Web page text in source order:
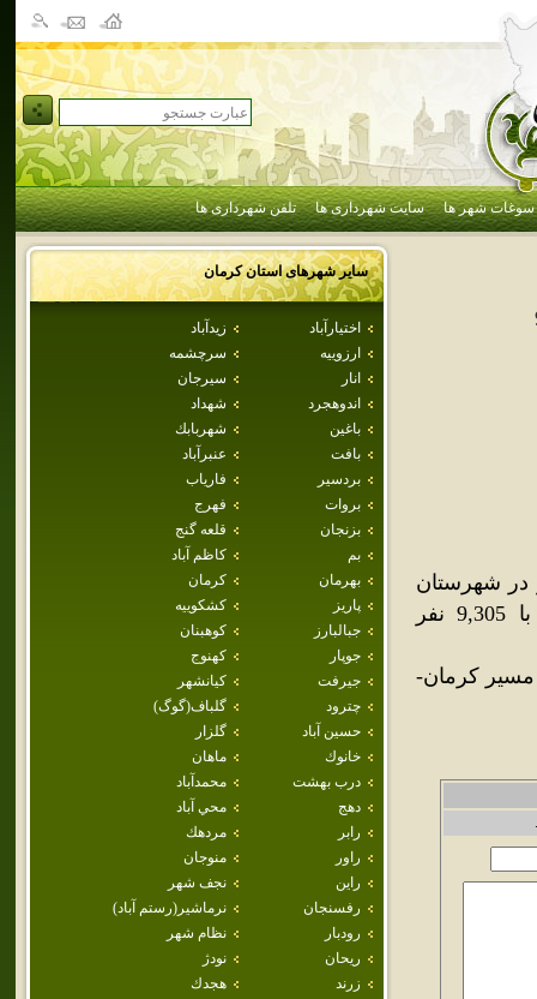
سوغات شهر ها سایت شهرداری ها تلفن شهرداری ها
سایر شهرهای استانكرمان
اختيارآباد
زيدآباد
ارزوييه
سرچشمه
انار
سيرجان
اندوهجرد
شهداد
باغين
شهربابك
بافت
عنبرآباد
بردسير
فارياب
بروات
فهرج
بزنجان
قلعه گنج
بم
كاظم آباد
بهرمان
كرمان
پاريز
كشكوييه
جبالبارز
كوهبنان
جوپار
كهنوج
جيرفت
كيانشهر
چترود
گلباف(گوگ)
حسين آباد
گلزار
خانوك
ماهان
درب بهشت
محمدآباد
دهج
محي آباد
رابر
مردهك
راور
منوجان
راين
نجف شهر
رفسنجان
نرماشير(رستم آباد)
رودبار
نظام شهر
ريحان
نودژ
زرند
هجدك
شهرستان
بردسير قرار گرفته‌است.جمعيت اين شهر در سال 1385، برابر با 9,305 نفر
مسير کرمان-